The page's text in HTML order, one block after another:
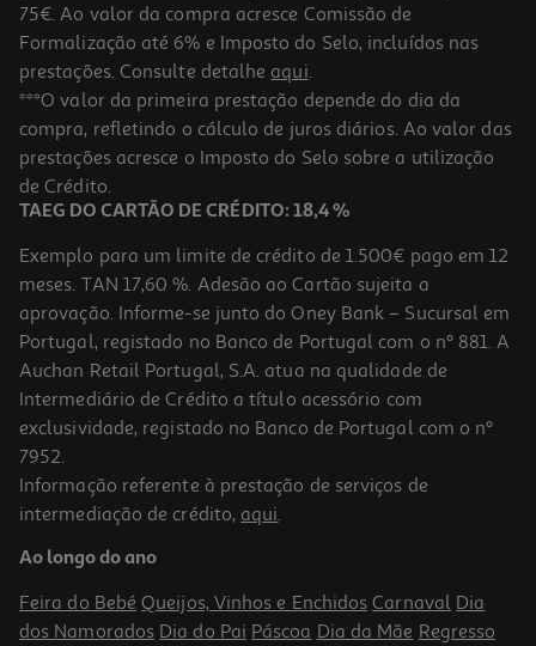
Livro O Ovo Do Ouriço De Nozomi Takahashi
13.41 €/un
14,90 € PVP de editor
13,41 €
-10%
Livro O Cuquedo E A Origem Do Medo De Clara Cunha
13.41 €/un
PVP de editor
13,41 €
75€. Ao valor da compra acresce Comissão de
Formalização até 6% e Imposto do Selo, incluídos nas
prestações. Consulte detalhe aqui.
***O valor da primeira prestação depende do dia da
compra, refletindo o cálculo de juros diários. Ao valor das
prestações acresce o Imposto do Selo sobre a utilização
de Crédito.
TAEG DO CARTÃO DE CRÉDITO: 18,4 %
Exemplo para um limite de crédito de 1.500€ pago em 12
meses. TAN 17,60 %. Adesão ao Cartão sujeita a
aprovação. Informe-se junto do Oney Bank – Sucursal em
Portugal, registado no Banco de Portugal com o nº 881. A
Auchan Retail Portugal, S.A. atua na qualidade de
Intermediário de Crédito a título acessório com
exclusividade, registado no Banco de Portugal com o nº
7952.
Informação referente à prestação de serviços de
intermediação de crédito, aqui.
Ao longo do ano
Feira do Bebé Queijos, Vinhos e Enchidos Carnaval Dia
dos Namorados Dia do Pai Páscoa Dia da Mãe Regresso